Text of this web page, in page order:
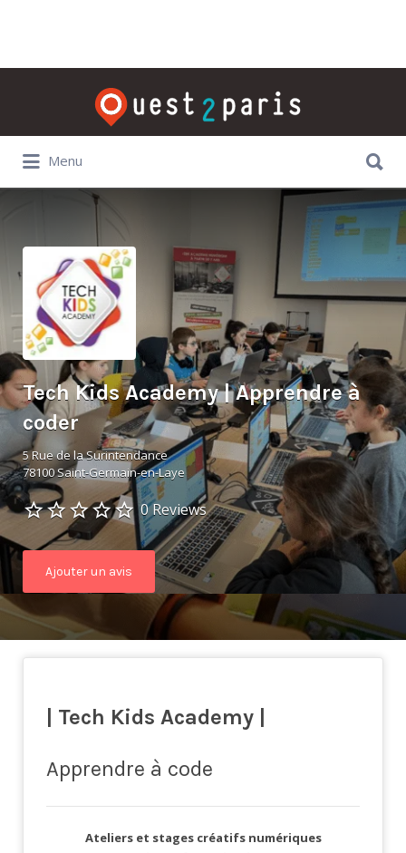
Rechercher:
Menu
Tech Kids Academy | Apprendre à
coder
5 Rue de la Surintendance
78100 Saint-Germain-en-Laye
0 Reviews
Ajouter un avis
| Tech Kids Academy |
Apprendre à code
Ateliers et stages créatifs numériques